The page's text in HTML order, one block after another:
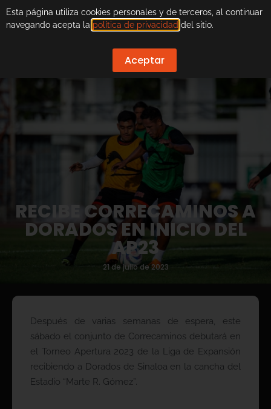
RECIBE CORRECAMINOS A
DORADOS EN INICIO DEL
AP23
21 de julio de 2023
Después de varias semanas de espera, este
sábado el conjunto de Correcaminos debutará en
el Torneo Apertura 2023 de la Liga de Expansión
recibiendo a Dorados de Sinaloa en la cancha del
Estadio “Marte R. Gómez”.
Esta página utiliza cookies personales y de terceros, al continuar
navegando acepta la política de privacidad del sitio.
Aceptar